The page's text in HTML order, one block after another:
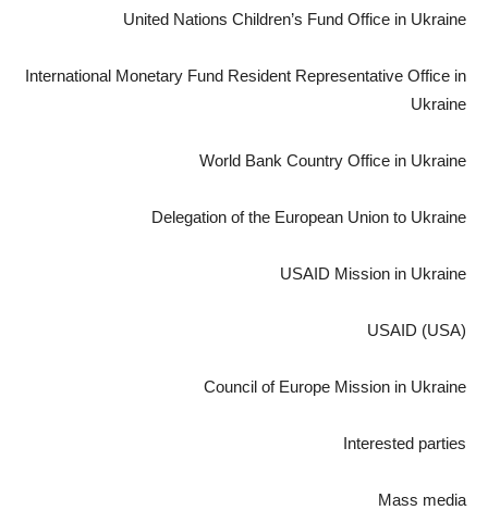
United Nations Children’s Fund Office in Ukraine
International Monetary Fund Resident Representative Office in
Ukraine
World Bank Country Office in Ukraine
Delegation of the European Union to Ukraine
USAID Mission in Ukraine
USAID (USA)
Council of Europe Mission in Ukraine
Interested parties
Mass media